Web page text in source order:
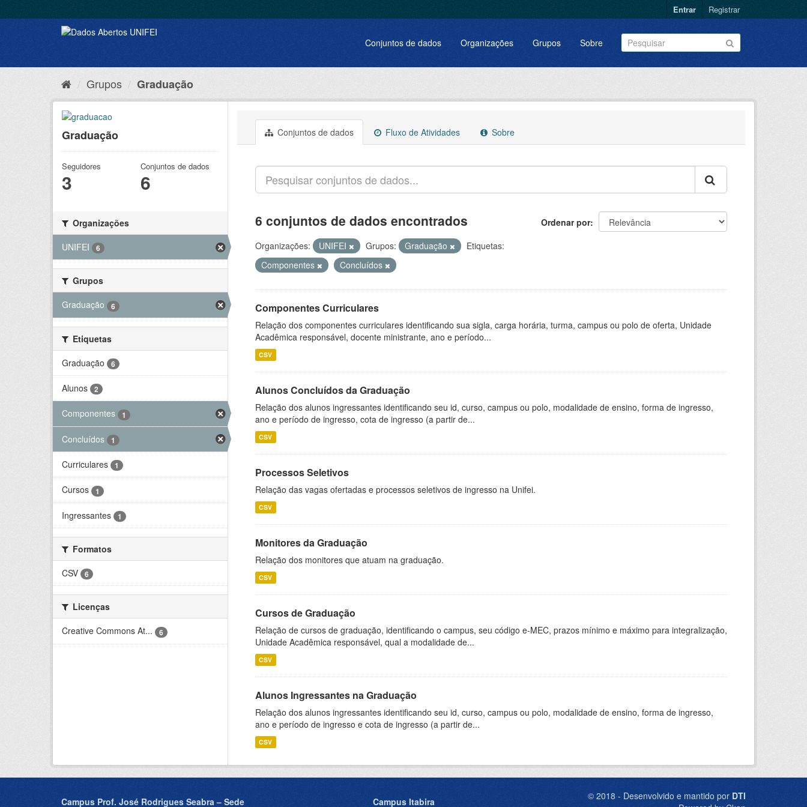
Entrar Registrar
Conjuntos de dados Organizações Grupos Sobre
Grupos Graduação
Graduação
Seguidores
3
Conjuntos de dados
6
Organizações
UNIFEI
6
Grupos
Graduação
6
Etiquetas
Graduação
6
Alunos 2
Componentes 1
Concluídos 1
Curriculares 1
Cursos 1
Ingressantes 1
Formatos
CSV
6
Licenças
Creative Commons At...
6
Conjuntos de dados Fluxo de Atividades Sobre
Ordenar por
6 conjuntos de dados encontrados
Organizações: UNIFEI Grupos: Graduação
Etiquetas:
Componentes
Concluídos
Componentes Curriculares
Relação dos componentes curriculares identificando sua sigla, carga horária, turma, campus ou polo de oferta, Unidade
Acadêmica responsável, docente ministrante, ano e período...
CSV
Alunos Concluídos da Graduação
Relação dos alunos ingressantes identificando seu id, curso, campus ou polo, modalidade de ensino, forma de ingresso,
ano e período de ingresso, cota de ingresso (a partir de...
CSV
Processos Seletivos
Relação das vagas ofertadas e processos seletivos de ingresso na Unifei.
CSV
Monitores da Graduação
Relação dos monitores que atuam na graduação.
CSV
Cursos de Graduação
Relação de cursos de graduação, identificando o campus, seu código e-MEC, prazos mínimo e máximo para integralização,
Unidade Acadêmica responsável, qual a modalidade de...
CSV
Alunos Ingressantes na Graduação
Relação dos alunos ingressantes identificando seu id, curso, campus ou polo, modalidade de ensino, forma de ingresso,
ano e período de ingresso e cota de ingresso (a partir de...
CSV
Campus Prof. José Rodrigues Seabra – Sede Campus Itabira © 2018 - Desenvolvido e mantido por DTI